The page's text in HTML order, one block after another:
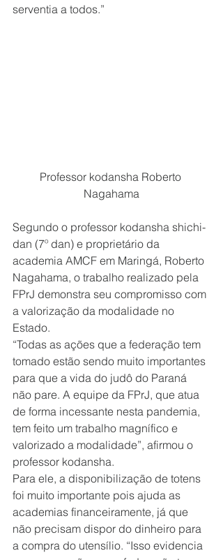
serventia a todos.”
Professor kodansha Roberto
Nagahama
Segundo o professor kodansha shichi-
dan (7º dan) e proprietário da
academia AMCF em Maringá, Roberto
Nagahama, o trabalho realizado pela
FPrJ demonstra seu compromisso com
a valorização da modalidade no
Estado.
“Todas as ações que a federação tem
tomado estão sendo muito importantes
para que a vida do judô do Paraná
não pare. A equipe da FPrJ, que atua
de forma incessante nesta pandemia,
tem feito um trabalho magnífico e
valorizado a modalidade”, afirmou o
professor kodansha.
Para ele, a disponibilização de totens
foi muito importante pois ajuda as
academias financeiramente, já que
não precisam dispor do dinheiro para
a compra do utensílio. “Isso evidencia